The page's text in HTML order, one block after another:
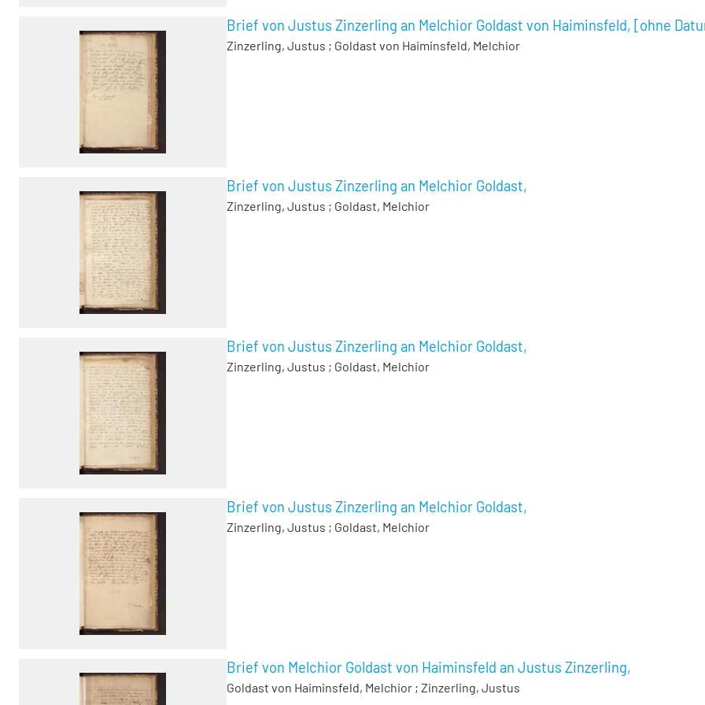
Brief von Justus Zinzerling an Melchior Goldast von Haiminsfeld, [ohne
Zinzerling, Justus ; Goldast von Haiminsfeld, Melchior
Brief von Justus Zinzerling an Melchior Goldast,
Zinzerling, Justus ; Goldast, Melchior
Brief von Justus Zinzerling an Melchior Goldast,
Zinzerling, Justus ; Goldast, Melchior
Brief von Justus Zinzerling an Melchior Goldast,
Zinzerling, Justus ; Goldast, Melchior
Brief von Melchior Goldast von Haiminsfeld an Justus Zinzerling,
Goldast von Haiminsfeld, Melchior ; Zinzerling, Justus